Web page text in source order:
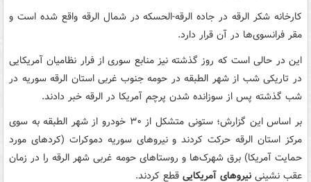
کارخانه شکر الرقه در جاده الرقه-الحسکه در شمال الرقه واقع شده است و
مقر فرانسوی‌ها در آن قرار دارد.
این در حالی است که روز گذشته نیز منابع سوری از فرار نظامیان آمریکایی
در تاریکی شب از شهر الطبقه در حومه جنوب غربی استان الرقه سوریه در
شب گذشته پس از سوزانده شدن پرچم آمریکا در الرقه خبر دادند.
بر اساس این گزارش؛ ستونی متشکل از ۳۰ خودرو از شهر الطبقه به سوی
مرکز استان الرقه حرکت کردند و نیروهای سوریه دموکرات (کردهای مورد
حمایت آمریکا) برق شهرک‌ها و روستاهای حومه غربی شهر الرقه را در زمان
عقب نشینی نیروهای آمریکایی قطع کردند.